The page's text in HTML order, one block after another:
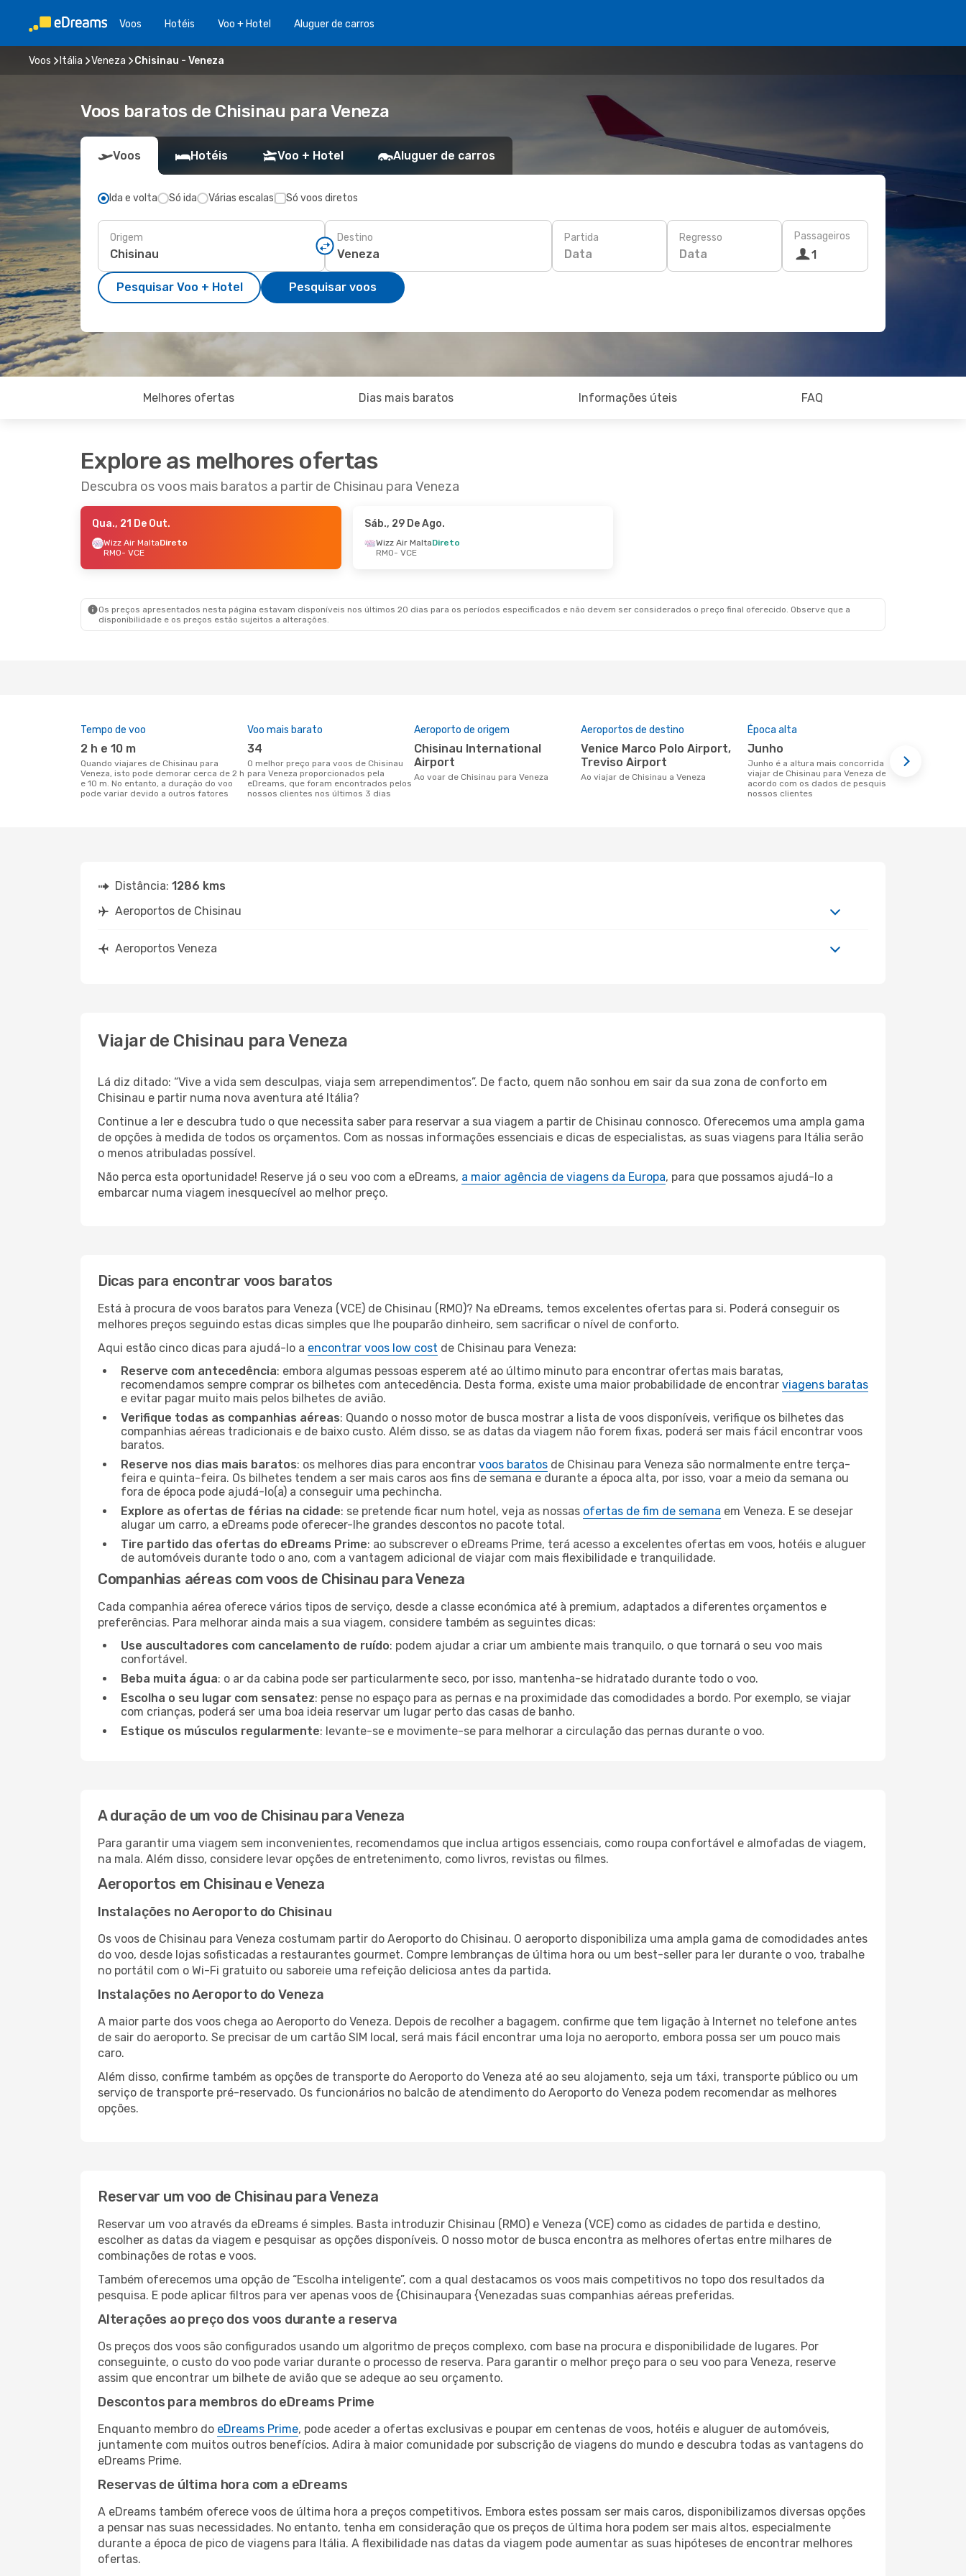
Voos Hotéis Voo + Hotel Aluguer de carros
Voos Itália Veneza Chisinau - Veneza
Voos baratos de Chisinau para Veneza
Voos Hotéis Voo + Hotel Aluguer de carros
Ida e volta Só ida Várias escalas Só voos diretos
Origem Destino Partida
Data
Regresso
Data
Passageiros
1
Pesquisar Voo + Hotel Pesquisar voos
Melhores ofertas Dias mais baratos Informações úteis FAQ
Explore as melhores ofertas
Descubra os voos mais baratos a partir de Chisinau para Veneza
Qua., 21 De Out.
Wizz Air MaltaDireto
RMO- VCE
Sáb., 29 De Ago.
Wizz Air MaltaDireto
RMO- VCE
Os preços apresentados nesta página estavam disponíveis nos últimos 20 dias para os períodos especificados e não devem ser considerados o preço final oferecido. Observe que a
disponibilidade e os preços estão sujeitos a alterações.
Tempo de voo
2 h e 10 m
Quando viajares de Chisinau para
Veneza, isto pode demorar cerca de 2 h
e 10 m. No entanto, a duração do voo
pode variar devido a outros fatores
Voo mais barato
34
O melhor preço para voos de Chisinau
para Veneza proporcionados pela
eDreams, que foram encontrados pelos
nossos clientes nos últimos 3 dias
Aeroporto de origem
Chisinau International
Airport
Ao voar de Chisinau para Veneza
Aeroportos de destino
Venice Marco Polo Airport,
Treviso Airport
Ao viajar de Chisinau a Veneza
Época alta
junho
junho é a altura mais concorrida para
viajar de Chisinau para Veneza de
acordo com os dados de pesquisa dos
nossos clientes
Distância: 1286 kms
Aeroportos de Chisinau
Aeroportos Veneza
Viajar de Chisinau para Veneza
Lá diz ditado: “Vive a vida sem desculpas, viaja sem arrependimentos”. De facto, quem não sonhou em sair da sua zona de conforto em
Chisinau e partir numa nova aventura até Itália?
Continue a ler e descubra tudo o que necessita saber para reservar a sua viagem a partir de Chisinau connosco. Oferecemos uma ampla gama
de opções à medida de todos os orçamentos. Com as nossas informações essenciais e dicas de especialistas, as suas viagens para Itália serão
o menos atribuladas possível.
Não perca esta oportunidade! Reserve já o seu voo com a eDreams, a maior agência de viagens da Europa, para que possamos ajudá-lo a
embarcar numa viagem inesquecível ao melhor preço.
Dicas para encontrar voos baratos
Está à procura de voos baratos para Veneza (VCE) de Chisinau (RMO)? Na eDreams, temos excelentes ofertas para si. Poderá conseguir os
melhores preços seguindo estas dicas simples que lhe pouparão dinheiro, sem sacrificar o nível de conforto.
Aqui estão cinco dicas para ajudá-lo a encontrar voos low cost de Chisinau para Veneza:
Reserve com antecedência: embora algumas pessoas esperem até ao último minuto para encontrar ofertas mais baratas,
recomendamos sempre comprar os bilhetes com antecedência. Desta forma, existe uma maior probabilidade de encontrar viagens baratas
e evitar pagar muito mais pelos bilhetes de avião.
Verifique todas as companhias aéreas: Quando o nosso motor de busca mostrar a lista de voos disponíveis, verifique os bilhetes das
companhias aéreas tradicionais e de baixo custo. Além disso, se as datas da viagem não forem fixas, poderá ser mais fácil encontrar voos
baratos.
Reserve nos dias mais baratos: os melhores dias para encontrar voos baratos de Chisinau para Veneza são normalmente entre terça-
feira e quinta-feira. Os bilhetes tendem a ser mais caros aos fins de semana e durante a época alta, por isso, voar a meio da semana ou
fora de época pode ajudá-lo(a) a conseguir uma pechincha.
Explore as ofertas de férias na cidade: se pretende ficar num hotel, veja as nossas ofertas de fim de semana em Veneza. E se desejar
alugar um carro, a eDreams pode oferecer-lhe grandes descontos no pacote total.
Tire partido das ofertas do eDreams Prime: ao subscrever o eDreams Prime, terá acesso a excelentes ofertas em voos, hotéis e aluguer
de automóveis durante todo o ano, com a vantagem adicional de viajar com mais flexibilidade e tranquilidade.
Companhias aéreas com voos de Chisinau para Veneza
Cada companhia aérea oferece vários tipos de serviço, desde a classe económica até à premium, adaptados a diferentes orçamentos e
preferências. Para melhorar ainda mais a sua viagem, considere também as seguintes dicas:
Use auscultadores com cancelamento de ruído: podem ajudar a criar um ambiente mais tranquilo, o que tornará o seu voo mais
confortável.
Beba muita água: o ar da cabina pode ser particularmente seco, por isso, mantenha-se hidratado durante todo o voo.
Escolha o seu lugar com sensatez: pense no espaço para as pernas e na proximidade das comodidades a bordo. Por exemplo, se viajar
com crianças, poderá ser uma boa ideia reservar um lugar perto das casas de banho.
Estique os músculos regularmente: levante-se e movimente-se para melhorar a circulação das pernas durante o voo.
A duração de um voo de Chisinau para Veneza
Para garantir uma viagem sem inconvenientes, recomendamos que inclua artigos essenciais, como roupa confortável e almofadas de viagem,
na mala. Além disso, considere levar opções de entretenimento, como livros, revistas ou filmes.
Aeroportos em Chisinau e Veneza
Instalações no Aeroporto do Chisinau
Os voos de Chisinau para Veneza costumam partir do Aeroporto do Chisinau. O aeroporto disponibiliza uma ampla gama de comodidades antes
do voo, desde lojas sofisticadas a restaurantes gourmet. Compre lembranças de última hora ou um best-seller para ler durante o voo, trabalhe
no portátil com o Wi-Fi gratuito ou saboreie uma refeição deliciosa antes da partida.
Instalações no Aeroporto do Veneza
A maior parte dos voos chega ao Aeroporto do Veneza. Depois de recolher a bagagem, confirme que tem ligação à Internet no telefone antes
de sair do aeroporto. Se precisar de um cartão SIM local, será mais fácil encontrar uma loja no aeroporto, embora possa ser um pouco mais
caro.
Além disso, confirme também as opções de transporte do Aeroporto do Veneza até ao seu alojamento, seja um táxi, transporte público ou um
serviço de transporte pré-reservado. Os funcionários no balcão de atendimento do Aeroporto do Veneza podem recomendar as melhores
opções.
Reservar um voo de Chisinau para Veneza
Reservar um voo através da eDreams é simples. Basta introduzir Chisinau (RMO) e Veneza (VCE) como as cidades de partida e destino,
escolher as datas da viagem e pesquisar as opções disponíveis. O nosso motor de busca encontra as melhores ofertas entre milhares de
combinações de rotas e voos.
Também oferecemos uma opção de “Escolha inteligente”, com a qual destacamos os voos mais competitivos no topo dos resultados da
pesquisa. E pode aplicar filtros para ver apenas voos de {Chisinaupara {Venezadas suas companhias aéreas preferidas.
Alterações ao preço dos voos durante a reserva
Os preços dos voos são configurados usando um algoritmo de preços complexo, com base na procura e disponibilidade de lugares. Por
conseguinte, o custo do voo pode variar durante o processo de reserva. Para garantir o melhor preço para o seu voo para Veneza, reserve
assim que encontrar um bilhete de avião que se adeque ao seu orçamento.
Descontos para membros do eDreams Prime
Enquanto membro do eDreams Prime, pode aceder a ofertas exclusivas e poupar em centenas de voos, hotéis e aluguer de automóveis,
juntamente com muitos outros benefícios. Adira à maior comunidade por subscrição de viagens do mundo e descubra todas as vantagens do
eDreams Prime.
Reservas de última hora com a eDreams
A eDreams também oferece voos de última hora a preços competitivos. Embora estes possam ser mais caros, disponibilizamos diversas opções
a pensar nas suas necessidades. No entanto, tenha em consideração que os preços de última hora podem ser mais altos, especialmente
durante a época de pico de viagens para Itália. A flexibilidade nas datas da viagem pode aumentar as suas hipóteses de encontrar melhores
ofertas.